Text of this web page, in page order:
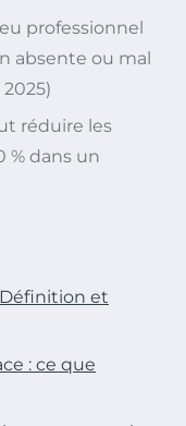
professionnel
absente ou mal
réduire les
% dans un
et
: ce que